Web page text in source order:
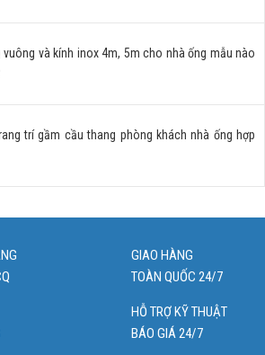
vuông và kính inox 4m, 5m cho nhà ống mẫu nào
trí gầm cầu thang phòng khách nhà ống hợp
GIAO HÀNG
TOÀN QUỐC 24/7
HỖ TRỢ KỸ THUẬT
BÁO GIÁ 24/7